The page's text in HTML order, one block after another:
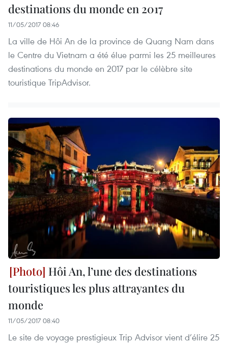
destinations du monde en 2017
11/05/2017 08:46
La ville de Hôi An de la province de Quang Nam dans
le Centre du Vietnam a été élue parmi les 25 meilleures
destinations du monde en 2017 par le célèbre site
touristique TripAdvisor.
Hôi An, l’une des destinations
touristiques les plus attrayantes du
monde
11/05/2017 08:40
Le site de voyage prestigieux Trip Advisor vient d’élire 25